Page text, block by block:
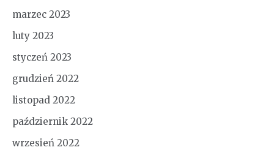
marzec 2023
luty 2023
styczeń 2023
grudzień 2022
listopad 2022
październik 2022
wrzesień 2022